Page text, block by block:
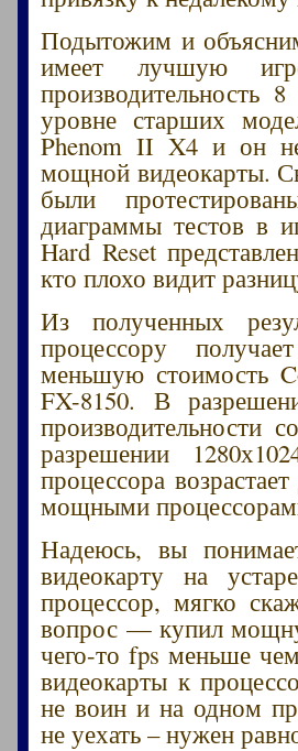
Подытожим и
имеет лучшую
производительность
уровне старших
Phenom II X4 и он не
мощной видеокарты.
были
диаграммы тестов в
Hard Reset
кто плохо видит
Из полученных
процессору
меньшую стоимость
FX-8150. В
производительности
разрешении
процессора
мощными
Надеюсь, вы
видеокарту на
процессор, мягко
вопрос — купил
чего-то fps меньше
видеокарты к
не воин и на одном
не уехать – нужен